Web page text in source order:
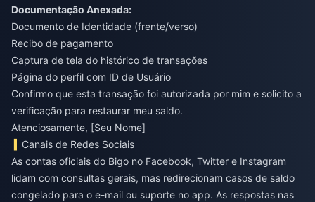
Documentação Anexada:
Documento de Identidade (frente/verso)
Recibo de pagamento
Captura de tela do histórico de transações
Página do perfil com ID de Usuário
Confirmo que esta transação foi autorizada por mim e solicito a
verificação para restaurar meu saldo.
Atenciosamente, [Seu Nome]
Canais de Redes Sociais
As contas oficiais do Bigo no Facebook, Twitter e Instagram
lidam com consultas gerais, mas redirecionam casos de saldo
congelado para o e-mail ou suporte no app. As respostas nas